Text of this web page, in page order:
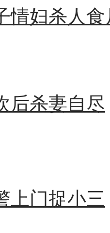
情妇杀人食
后杀妻自尽
上门捉小三